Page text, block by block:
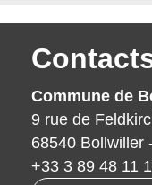
Commune de
9 rue de
68540 Bollwiller
+33 3 89 48 11